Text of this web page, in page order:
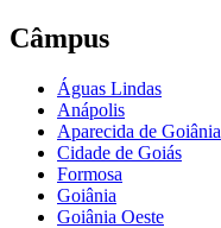
Câmpus
Águas Lindas
Anápolis
Aparecida de Goiânia
Cidade de Goiás
Formosa
Goiânia
Goiânia Oeste